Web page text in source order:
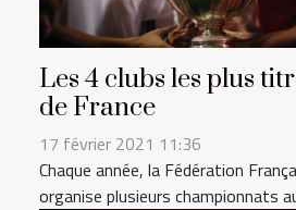
Les 4 clubs les plus
de France
17 février 2021 11:36
Chaque année, la Fédération
organise plusieurs championnats